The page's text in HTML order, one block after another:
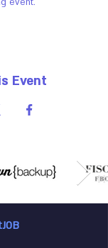
Event